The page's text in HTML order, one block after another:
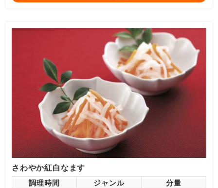
さわやか紅白なます
調理時間 ジャンル
分量